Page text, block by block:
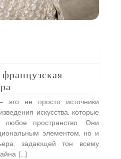
не просто источники
искусства, которые
любое пространство. Они
элементом, но и
задающей тон всему
[…]